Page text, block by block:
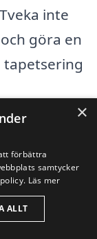
inte
göra en
×
förbättra
samtycker
Läs mer
ALLT